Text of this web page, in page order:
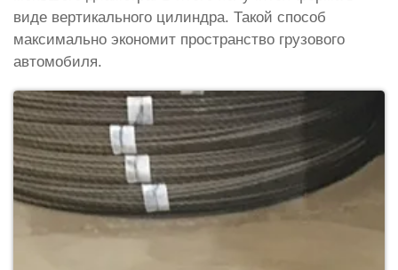
виде вертикального цилиндра. Такой способ
максимально экономит пространство грузового
автомобиля.